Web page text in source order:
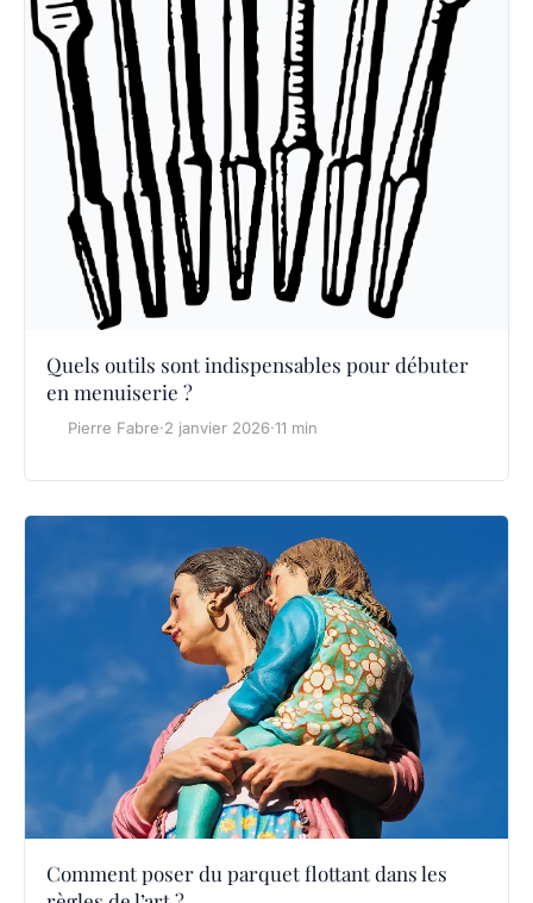
Quels outils sont indispensables pour débuter
en menuiserie ?
Pierre Fabre·2 janvier 2026·11 min
Comment poser du parquet flottant dans les